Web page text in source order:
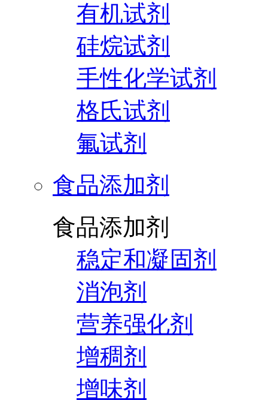
有机试剂
硅烷试剂
手性化学试剂
格氏试剂
氟试剂
食品添加剂
食品添加剂
稳定和凝固剂
消泡剂
营养强化剂
增稠剂
增味剂